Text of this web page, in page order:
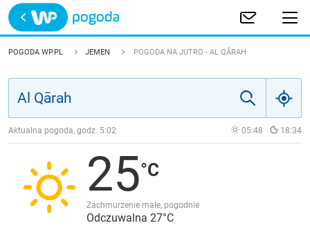
Trwa ładowanie
POLSKA
JAKOŚĆ POWIETRZA
POGODA WP.PL JEMEN POGODA NA JUTRO - AL QĀRAH
Aktualna pogoda, godz. 5:02 05:48 18:34
25
Zachmurzenie małe, pogodnie
Odczuwalna 27°C